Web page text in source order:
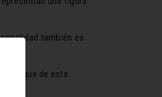
también es
Porque de esta